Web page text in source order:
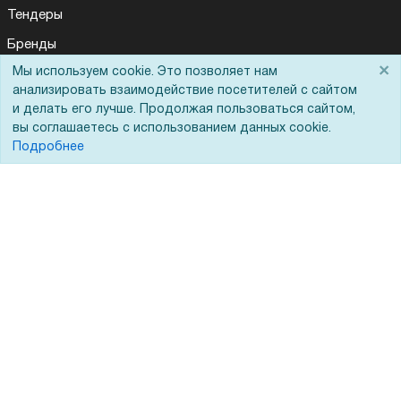
Тендеры
Бренды
ЭДО
Помощь
Мы используем cookie. Это позволяет нам
анализировать взаимодействие посетителей с сайтом
и делать его лучше. Продолжая пользоваться сайтом,
вы соглашаетесь с использованием данных cookie.
Подробнее
×